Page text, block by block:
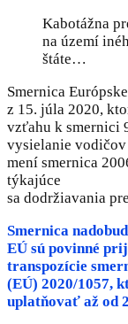
Kabotážna
na území
štáte…
Smernica
z 15. júla 2020,
vzťahu k smernici
vysielanie
mení smernica
týkajúce
sa dodržiavania
Smernica
EÚ sú povinné
transpozície
(EÚ) 2020/1057,
uplatňovať až od